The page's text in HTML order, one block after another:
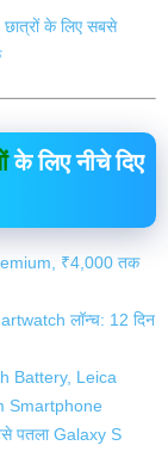
के लिए सबसे
के लिए नीचे दिए
₹4,000 तक
लॉन्च: 12 दिन
Battery, Leica
Smartphone
पतला Galaxy S